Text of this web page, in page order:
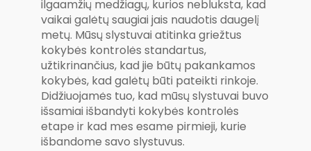
ilgaamžių medžiagų, kurios nebluksta, kad
vaikai galėtų saugiai jais naudotis daugelį
metų. Mūsų slystuvai atitinka griežtus
kokybės kontrolės standartus,
užtikrinančius, kad jie būtų pakankamos
kokybės, kad galėtų būti pateikti rinkoje.
Didžiuojamės tuo, kad mūsų slystuvai buvo
išsamiai išbandyti kokybės kontrolės
etape ir kad mes esame pirmieji, kurie
išbandome savo slystuvus.